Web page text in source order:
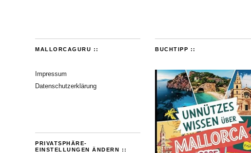
MALLORCAGURU ::
Impressum
Datenschutzerklärung
PRIVATSPHÄRE-
EINSTELLUNGEN ÄNDERN ::
BUCHTIPP ::